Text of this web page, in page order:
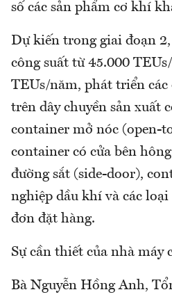
số các sản phẩm cơ khí
Dự kiến trong giai đoạn 2,
công suất từ 45.000
TEUs/năm, phát triển các
trên dây chuyền sản xuất
container mở nóc (open-
container có cửa bên
đường sắt (side-door),
nghiệp dầu khí và các
đơn đặt hàng.
Sự cần thiết của nhà máy
Bà Nguyễn Hồng Anh,